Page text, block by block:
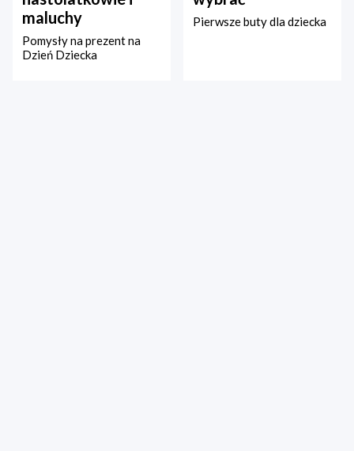
maluchy
Pomysły na prezent na
Dzień Dziecka
Pierwsze buty dla dziecka